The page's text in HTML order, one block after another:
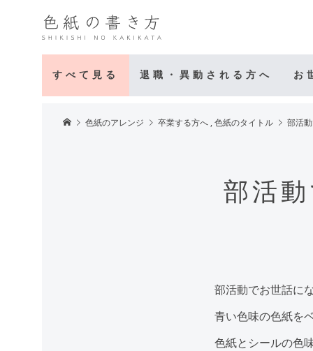
色紙のアレンジ 卒業する方へ ,色紙のタイトル 部活
すべて見る 退職・異動される方へ お
部活
部活動でお世話に
青い色味の色紙を
色紙とシールの色